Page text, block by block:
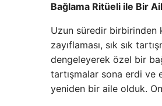
Bağlama Ritüeli ile Bir
Uzun süredir birbirinden
zayıflaması, sık sık
dengeleyerek özel bir
tartışmalar sona erdi ve
yeniden bir aile olduk.